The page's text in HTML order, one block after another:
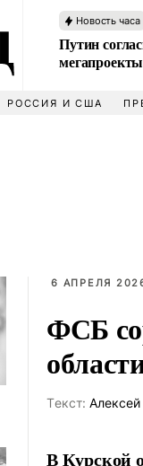
Новость часа
Путин
РОССИЯ И США
6 АПРЕЛЯ
ФСБ
Tекст:
В Курской